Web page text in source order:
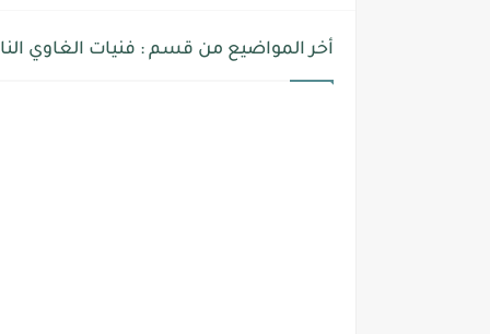
أخر المواضيع من قسم : فنيات الغاوي